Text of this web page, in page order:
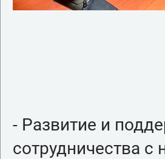
- Развитие и
сотрудничества